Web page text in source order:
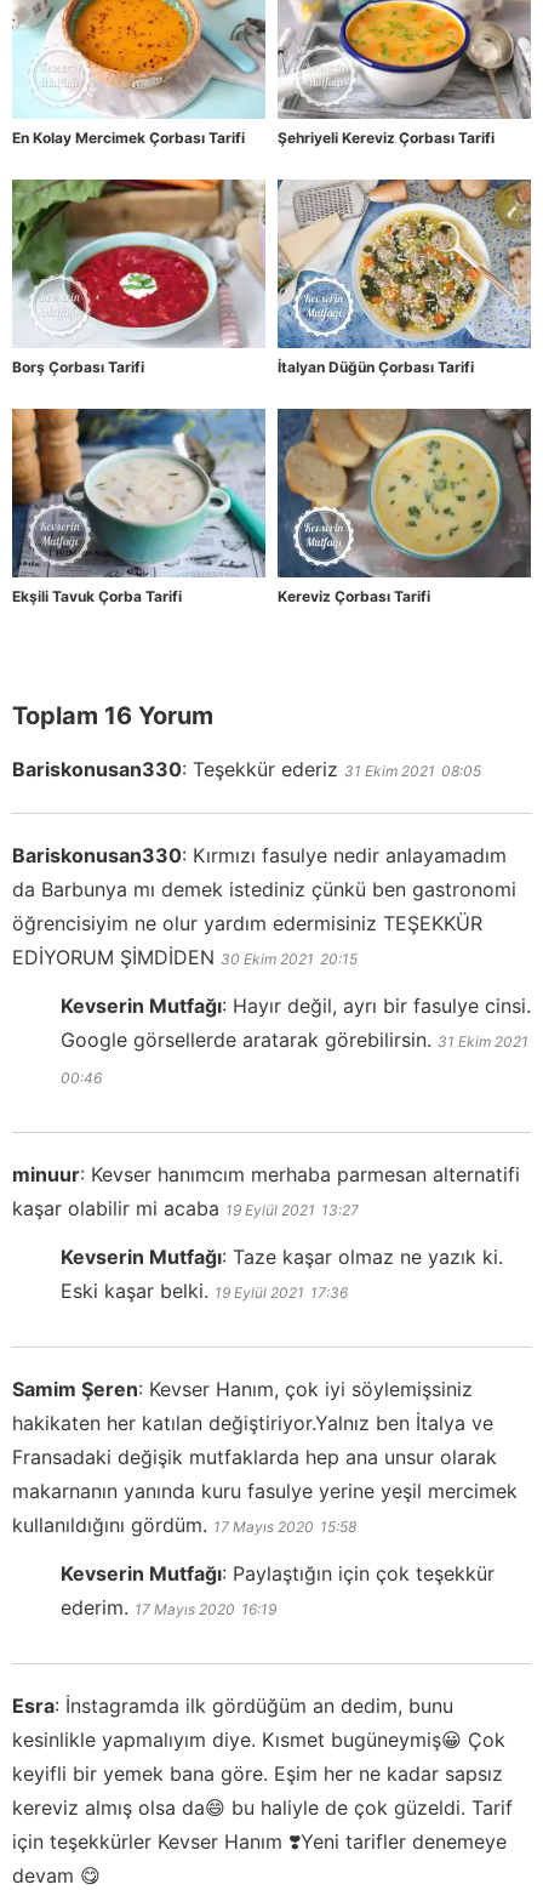
En Kolay Mercimek Çorbası Tarifi Şehriyeli Kereviz Çorbası Tarifi
Borş Çorbası Tarifi İtalyan Düğün Çorbası Tarifi
Ekşili Tavuk Çorba Tarifi Kereviz Çorbası Tarifi
Toplam 16 Yorum
Bariskonusan330: Teşekkür ederiz 31 Ekim 2021 08:05
Bariskonusan330: Kırmızı fasulye nedir anlayamadım
da Barbunya mı demek istediniz çünkü ben gastronomi
öğrencisiyim ne olur yardım edermisiniz TEŞEKKÜR
EDİYORUM ŞİMDİDEN 30 Ekim 2021 20:15
Kevserin Mutfağı: Hayır değil, ayrı bir fasulye cinsi.
Google görsellerde aratarak görebilirsin. 31 Ekim 2021
00:46
minuur: Kevser hanımcım merhaba parmesan alternatifi
kaşar olabilir mi acaba 19 Eylül 2021 13:27
Kevserin Mutfağı: Taze kaşar olmaz ne yazık ki.
Eski kaşar belki. 19 Eylül 2021 17:36
Samim Şeren: Kevser Hanım, çok iyi söylemişsiniz
hakikaten her katılan değiştiriyor.Yalnız ben İtalya ve
Fransadaki değişik mutfaklarda hep ana unsur olarak
makarnanın yanında kuru fasulye yerine yeşil mercimek
kullanıldığını gördüm. 17 Mayıs 2020 15:58
Kevserin Mutfağı: Paylaştığın için çok teşekkür
ederim. 17 Mayıs 2020 16:19
Esra: İnstagramda ilk gördüğüm an dedim, bunu
kesinlikle yapmalıyım diye. Kısmet bugüneymiş😀 Çok
keyifli bir yemek bana göre. Eşim her ne kadar sapsız
kereviz almış olsa da😄 bu haliyle de çok güzeldi. Tarif
için teşekkürler Kevser Hanım ❣️Yeni tarifler denemeye
devam 😋